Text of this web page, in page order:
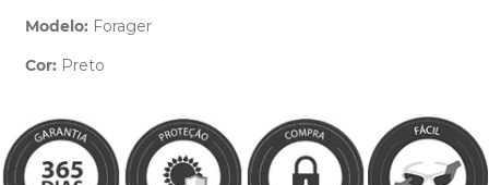
Modelo: Forager
Cor: Preto